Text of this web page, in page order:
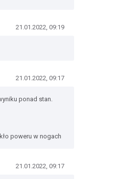
21.01.2022, 09:19
21.01.2022, 09:17
ponad stan.
poweru w nogach
21.01.2022, 09:17